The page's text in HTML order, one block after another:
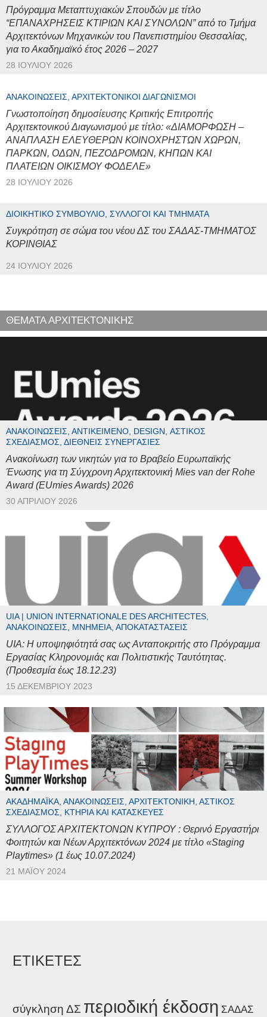
Πρόγραμμα Μεταπτυχιακών Σπουδών με τίτλο
“ΕΠΑΝΑΧΡΗΣΕΙΣ ΚΤΙΡΙΩΝ ΚΑΙ ΣΥΝΟΛΩΝ” από το Τμήμα
Αρχιτεκτόνων Μηχανικών του Πανεπιστημίου Θεσσαλίας,
για το Ακαδημαϊκό έτος 2026 – 2027
28 ΙΟΥΛΊΟΥ 2026
ΑΝΑΚΟΙΝΏΣΕΙΣ, ΑΡΧΙΤΕΚΤΟΝΙΚΟΊ ΔΙΑΓΩΝΙΣΜΟΊ
Γνωστοποίηση δημοσίευσης Κριτικής Επιτροπής
Αρχιτεκτονικού Διαγωνισμού με τίτλο: «ΔΙΑΜΟΡΦΩΣΗ –
ΑΝΑΠΛΑΣΗ ΕΛΕΥΘΕΡΩΝ ΚΟΙΝΟΧΡΗΣΤΩΝ ΧΩΡΩΝ,
ΠΑΡΚΩΝ, ΟΔΩΝ, ΠΕΖΟΔΡΟΜΩΝ, ΚΗΠΩΝ ΚΑΙ
ΠΛΑΤΕΙΩΝ ΟΙΚΙΣΜΟΥ ΦΟΔΕΛΕ»
28 ΙΟΥΛΊΟΥ 2026
ΔΙΟΙΚΗΤΙΚΌ ΣΥΜΒΟΎΛΙΟ, ΣΎΛΛΟΓΟΙ ΚΑΙ ΤΜΉΜΑΤΑ
Συγκρότηση σε σώμα του νέου ΔΣ του ΣΑΔΑΣ-ΤΜΗΜΑΤΟΣ
ΚΟΡΙΝΘΙΑΣ
24 ΙΟΥΛΊΟΥ 2026
ΘΕΜΑΤΑ ΑΡΧΙΤΕΚΤΟΝΙΚΗΣ
ΑΝΑΚΟΙΝΏΣΕΙΣ, ΑΝΤΙΚΕΊΜΕΝΟ, DESIGN, ΑΣΤΙΚΌΣ
ΣΧΕΔΙΑΣΜΌΣ, ΔΙΕΘΝΕΊΣ ΣΥΝΕΡΓΑΣΊΕΣ
Ανακοίνωση των νικητών για το Βραβείο Ευρωπαϊκής
Ένωσης για τη Σύγχρονη Αρχιτεκτονική Mies van der Rohe
Award (EUmies Awards) 2026
30 ΑΠΡΙΛΊΟΥ 2026
UIA | UNION INTERNATIONALE DES ARCHITECTES,
ΑΝΑΚΟΙΝΏΣΕΙΣ, ΜΝΗΜΕΊΑ, ΑΠΟΚΑΤΑΣΤΆΣΕΙΣ
UIA: Η υποψηφιότητά σας ως Ανταποκριτής στο Πρόγραμμα
Εργασίας Κληρονομιάς και Πολιτιστικής Ταυτότητας.
(Προθεσμία έως 18.12.23)
15 ΔΕΚΕΜΒΡΊΟΥ 2023
ΑΚΑΔΗΜΑΪΚΆ, ΑΝΑΚΟΙΝΏΣΕΙΣ, ΑΡΧΙΤΕΚΤΟΝΙΚΉ, ΑΣΤΙΚΌΣ
ΣΧΕΔΙΑΣΜΌΣ, ΚΤΉΡΙΑ ΚΑΙ ΚΑΤΑΣΚΕΥΈΣ
ΣΥΛΛΟΓΟΣ ΑΡΧΙΤΕΚΤΟΝΩΝ ΚΥΠΡΟΥ : Θερινό Εργαστήρι
Φοιτητών και Νέων Αρχιτεκτόνων 2024 με τίτλο «Staging
Playtimes» (1 έως 10.07.2024)
21 ΜΑΪ́ΟΥ 2024
ΕΤΙΚΕΤΕΣ
σύγκληση ΔΣ περιοδική έκδοση ΣΑΔΑΣ